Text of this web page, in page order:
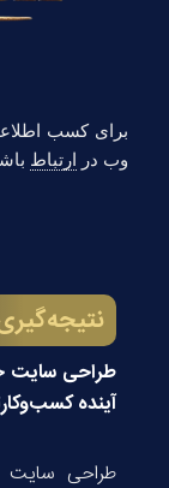
برای کسب
وب در ارتباط
طراحی سایت
آینده
طراحی سایت